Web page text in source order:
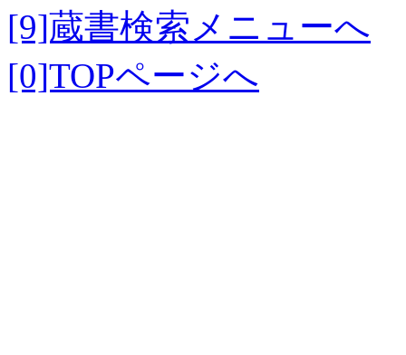
[9]蔵書検索メニューへ
[0]TOPページへ